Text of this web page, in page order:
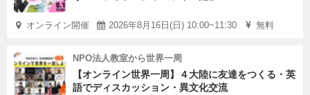
ス）
味あるテーマを選んで、個人探究（自由研究）を進めてい
ます。
オンライン開催 2026年8月16日(日) 10:00~11:30 無料
NPO法人教室から世界一周
【オンライン世界一周】４大陸に友達をつくる・英
語でディスカッション・異文化交流